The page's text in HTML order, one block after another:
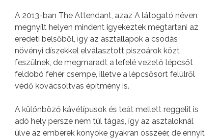
A 2013-ban The Attendant, azaz A látogató néven
megnyílt helyen mindent igyekeztek megtartani az
eredeti belsőből, így az asztallapok a csodás
növényi díszekkel elválasztott piszoárok közt
feszülnek, de megmaradt a lefelé vezető lépcsőt
feldobó fehér csempe, illetve a lépcsősort felülről
védő kovácsoltvas építmény is.
A különböző kávétípusok és teát mellett reggelit is
adó hely persze nem túl tágas, így az asztaloknál
ülve az emberek könyöke gyakran összeér, de ennyit